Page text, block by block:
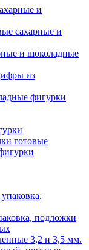
и
сахарные и
и шоколадные
из
фигурки
готовые
подложки
3,2 и 3,5 мм.